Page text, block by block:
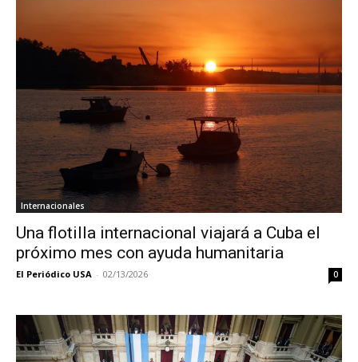
Internacionales
Una flotilla internacional viajará a Cuba el
próximo mes con ayuda humanitaria
El Periódico USA - 02/13/2026 0